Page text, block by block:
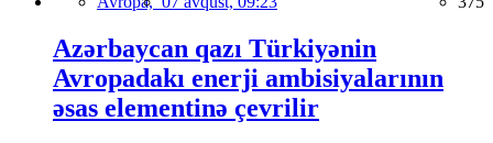
Azərbaycan qazı Türkiyənin
Avropadakı enerji ambisiyalarının
əsas elementinə çevrilir